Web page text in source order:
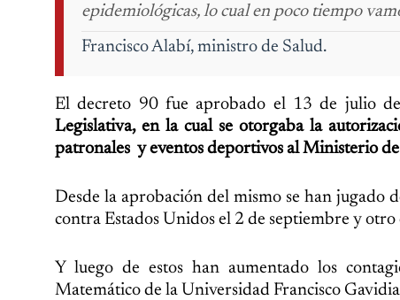
epidemiológicas, lo cual en poco tiempo
Francisco Alabí, ministro de Salud.
El decreto 90 fue aprobado el 13 de julio
Legislativa, en la cual se otorgaba la
patronales y eventos deportivos al Ministerio
Desde la aprobación del mismo se han jugado
contra Estados Unidos el 2 de septiembre y
Y luego de estos han aumentado los
Matemático de la Universidad Francisco